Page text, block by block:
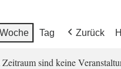
Woche Tag Zurück
sind keine